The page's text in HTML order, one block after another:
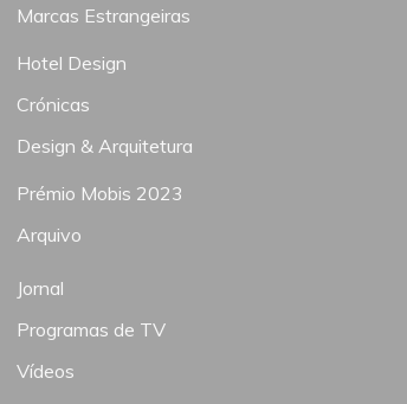
Marcas Estrangeiras
Hotel Design
Crónicas
Design & Arquitetura
Prémio Mobis 2023
Arquivo
Jornal
Programas de TV
Vídeos